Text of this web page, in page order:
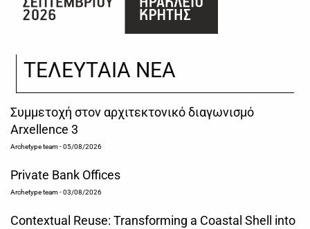
ΤΕΛΕΥΤΑΙΑ ΝΕΑ
Συμμετοχή στον αρχιτεκτονικό διαγωνισμό
Arxellence 3
Archetype team- 05/08/2026
Private Bank Offices
Archetype team- 03/08/2026
Contextual Reuse: Transforming a Coastal Shell into